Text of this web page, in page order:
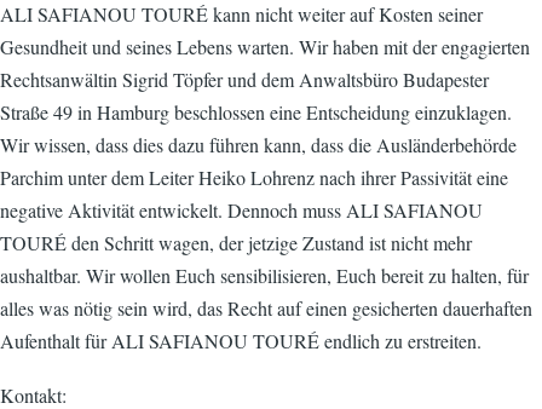
ALI SAFIANOU TOURÉ kann nicht weiter auf Kosten seiner
Gesundheit und seines Lebens warten. Wir haben mit der engagierten
Rechtsanwältin Sigrid Töpfer und dem Anwaltsbüro Budapester
Straße 49 in Hamburg beschlossen eine Entscheidung einzuklagen.
Wir wissen, dass dies dazu führen kann, dass die Ausländerbehörde
Parchim unter dem Leiter Heiko Lohrenz nach ihrer Passivität eine
negative Aktivität entwickelt. Dennoch muss ALI SAFIANOU
TOURÉ den Schritt wagen, der jetzige Zustand ist nicht mehr
aushaltbar. Wir wollen Euch sensibilisieren, Euch bereit zu halten, für
alles was nötig sein wird, das Recht auf einen gesicherten dauerhaften
Aufenthalt für ALI SAFIANOU TOURÉ endlich zu erstreiten.
Kontakt: